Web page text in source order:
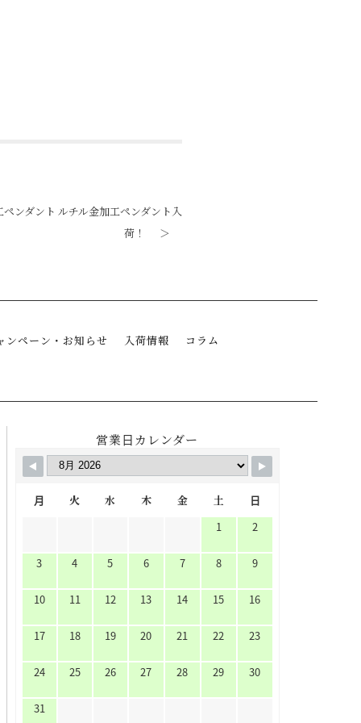
ンダント ルチル金加工ペンダント入
荷！
＞
ンペーン・お知らせ 入荷情報
コラム
営業日カレンダー
月 火 水 木 金 土
日
1
2
3 4 5 6 7 8 9
10 11 12 13 14 15 16
17 18 19 20 21 22 23
24 25 26 27 28 29 30
31